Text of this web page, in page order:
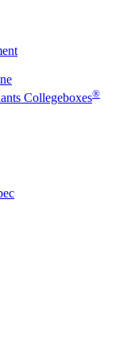
Collegeboxes®